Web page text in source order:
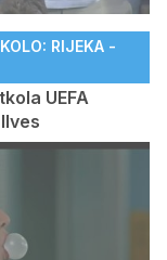
RIJEKA -
UEFA